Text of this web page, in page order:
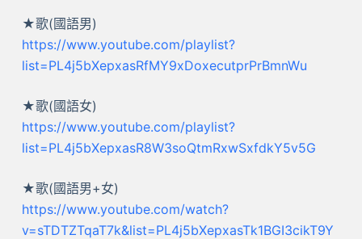
★歌(國語男)
https://www.youtube.com/playlist?
list=PL4j5bXepxasRfMY9xDoxecutprPrBmnWu
★歌(國語女)
https://www.youtube.com/playlist?
list=PL4j5bXepxasR8W3soQtmRxwSxfdkY5v5G
★歌(國語男+女)
https://www.youtube.com/watch?
v=sTDTZTqaT7k&list=PL4j5bXepxasTk1BGI3cikT9Y